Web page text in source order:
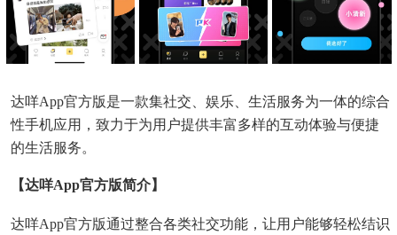
达咩app官方版是一款集社交、娱乐、生活服务为一体的综合
性手机应用，致力于为用户提供丰富多样的互动体验与便捷
的生活服务。
【达咩app官方版简介】
达咩app官方版通过整合各类社交功能，让用户能够轻松结识